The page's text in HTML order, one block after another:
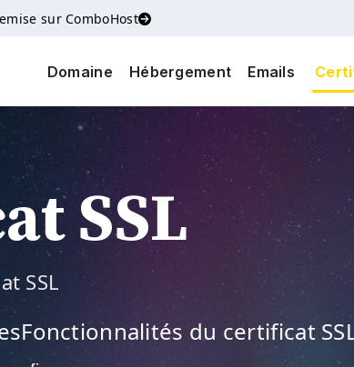
sur ComboHost
Domaine Hébergement Emails
SSL
SSL
du certificat